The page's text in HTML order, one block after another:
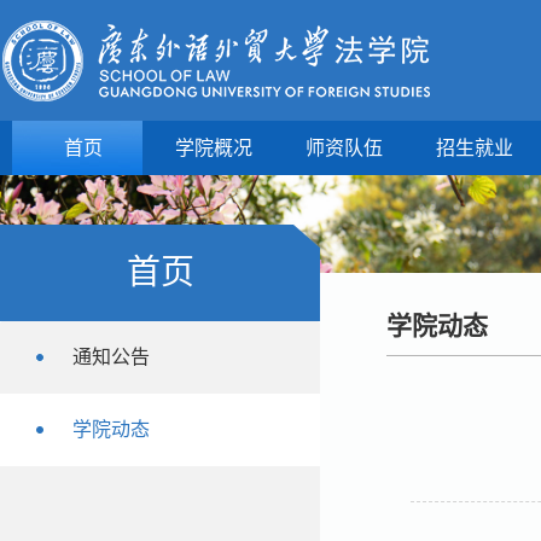
首页 学院概况 师资队伍 招生就业
首页
通知公告
学院动态
学院动态